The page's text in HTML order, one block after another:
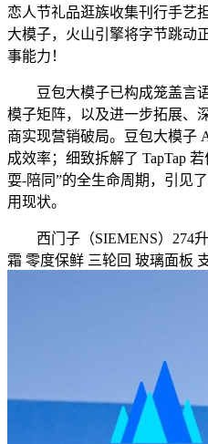
恋人节礼品逛族收集刊行手艺
大模子，火山引擎将字节跳动
事能力！
豆包大模子已构成笼盖言语
模子矩阵，以及进一步拓展、
商实现营销破局。豆包大模子
成效率；细致拆解了 TapTap
耍-陪同”的全生命周期，引见
用现状。
西门子（SIEMENS）274升
霜 零度保鲜 三轮回 玻璃面板